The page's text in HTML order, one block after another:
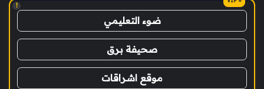
!
ضوء التعليمي
صحيفة برق
موقع اشراقات